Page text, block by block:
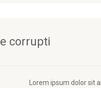
corrupti
Lorem ipsum dolor sit